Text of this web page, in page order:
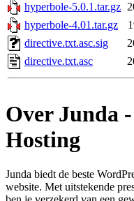
hyperbole-5.0.1.tar.gz
hyperbole-4.01.tar.gz
directive.txt.asc.sig
directive.txt.asc
Over Junda
Hosting
Junda biedt de beste
website. Met uitstekende